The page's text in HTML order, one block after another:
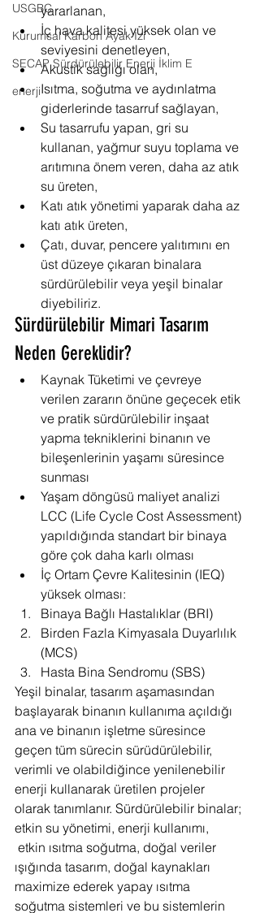
USGBC
Kurumsal Karbon Ayak İzi
SECAP Sürdürülebilir Enerji İklim E
enerji
yararlanan,
İç hava kalitesi yüksek olan ve
seviyesini denetleyen,
Akustik sağlığı olan,
Isıtma, soğutma ve aydınlatma
giderlerinde tasarruf sağlayan,
Su tasarrufu yapan, gri su
kullanan, yağmur suyu toplama ve
arıtımına önem veren, daha az atık
su üreten,
Katı atık yönetimi yaparak daha az
katı atık üreten,
Çatı, duvar, pencere yalıtımını en
üst düzeye çıkaran binalara
sürdürülebilir veya yeşil binalar
diyebiliriz.
Sürdürülebilir Mimari Tasarım
Neden Gereklidir?
Kaynak Tüketimi ve çevreye
verilen zararın önüne geçecek etik
ve pratik sürdürülebilir inşaat
yapma tekniklerini binanın ve
bileşenlerinin yaşamı süresince
sunması
Yaşam döngüsü maliyet analizi
LCC (Life Cycle Cost Assessment)
yapıldığında standart bir binaya
göre çok daha karlı olması
İç Ortam Çevre Kalitesinin (IEQ)
yüksek olması:
Binaya Bağlı Hastalıklar (BRI)
Birden Fazla Kimyasala Duyarlılık
(MCS)
Hasta Bina Sendromu (SBS)
Yeşil binalar, tasarım aşamasından
başlayarak binanın kullanıma açıldığı
ana ve binanın işletme süresince
geçen tüm sürecin sürüdürülebilir,
verimli ve olabildiğince yenilenebilir
enerji kullanarak üretilen projeler
olarak tanımlanır. Sürdürülebilir binalar;
etkin su yönetimi, enerji kullanımı,
etkin ısıtma soğutma, doğal veriler
ışığında tasarım, doğal kaynakları
maximize ederek yapay ısıtma
soğutma sistemleri ve bu sistemlerin